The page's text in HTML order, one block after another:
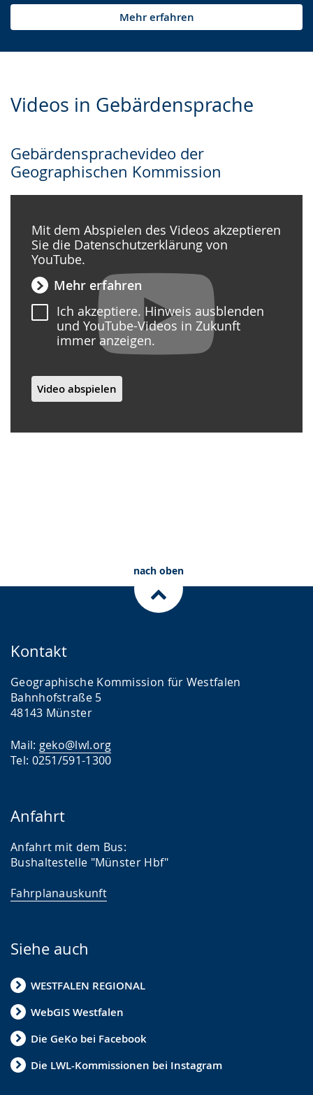
Mehr erfahren
Videos in Gebärdensprache
Gebärdensprachevideo der
Geographischen Kommission
Mit dem Abspielen des Videos akzeptieren
Sie die Datenschutzerklärung von
YouTube.
Mehr erfahren
Ich akzeptiere. Hinweis ausblenden
und YouTube-Videos in Zukunft
immer anzeigen.
Video abspielen
nach oben
Kontakt
Geographische Kommission für Westfalen
Bahnhofstraße 5
48143 Münster
Mail: geko@lwl.org
Tel: 0251/591-1300
Anfahrt
Anfahrt mit dem Bus:
Bushaltestelle "Münster Hbf"
Fahrplanauskunft
Siehe auch
WESTFALEN REGIONAL
WebGIS Westfalen
Die GeKo bei Facebook
Die LWL-Kommissionen bei Instagram